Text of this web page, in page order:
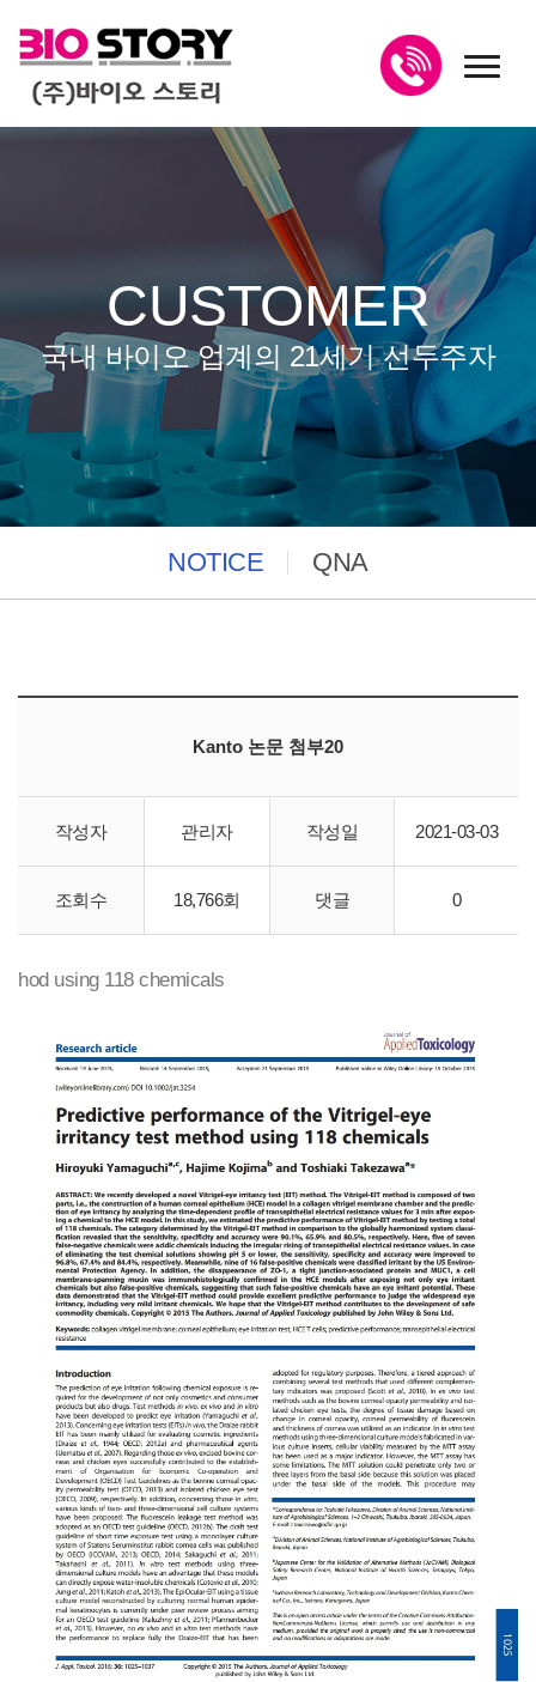
CUSTOMER
국내 바이오 업계의 21세기 선두주자
NOTICE QNA
Kanto 논문 첨부20
작성자 관리자 작성일 2021-03-03
조회수 18,766회 댓글 0
ad-MED Vitrigel 2
hod using 118 chemicals